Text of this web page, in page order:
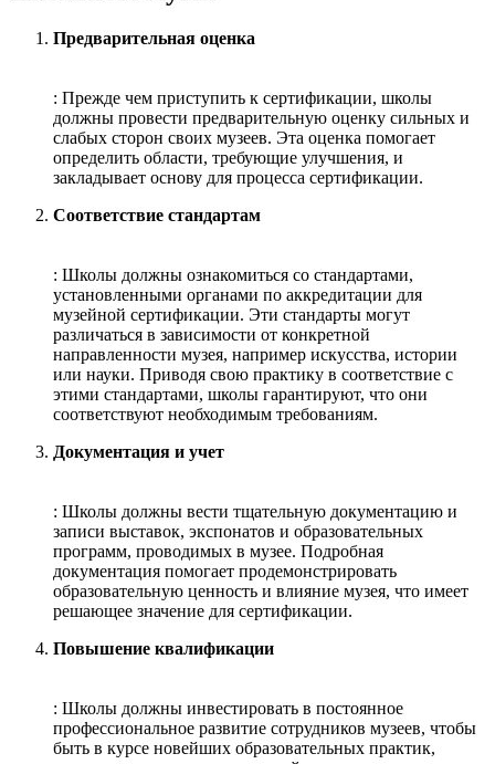
Предварительная оценка
: Прежде чем приступить к сертификации, школы
должны провести предварительную оценку сильных и
слабых сторон своих музеев. Эта оценка помогает
определить области, требующие улучшения, и
закладывает основу для процесса сертификации.
Соответствие стандартам
: Школы должны ознакомиться со стандартами,
установленными органами по аккредитации для
музейной сертификации. Эти стандарты могут
различаться в зависимости от конкретной
направленности музея, например искусства, истории
или науки. Приводя свою практику в соответствие с
этими стандартами, школы гарантируют, что они
соответствуют необходимым требованиям.
Документация и учет
: Школы должны вести тщательную документацию и
записи выставок, экспонатов и образовательных
программ, проводимых в музее. Подробная
документация помогает продемонстрировать
образовательную ценность и влияние музея, что имеет
решающее значение для сертификации.
Повышение квалификации
: Школы должны инвестировать в постоянное
профессиональное развитие сотрудников музеев, чтобы
быть в курсе новейших образовательных практик,